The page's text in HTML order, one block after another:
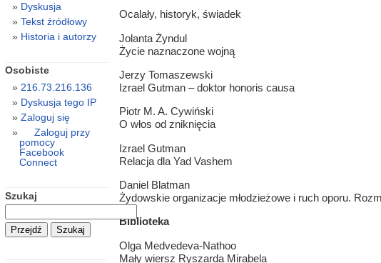
Ocalały, historyk, świadek
Jolanta Żyndul
Życie naznaczone wojną
Jerzy Tomaszewski
Izrael Gutman – doktor honoris causa
Piotr M. A. Cywiński
O włos od zniknięcia
Izrael Gutman
Relacja dla Yad Vashem
Daniel Blatman
Żydowskie organizacje młodzieżowe i ruch oporu.
Biblioteka
Olga Medvedeva-Nathoo
Mały wiersz Ryszarda Mirabela
Dyskusja
Tekst źródłowy
Historia i autorzy
Osobiste
216.73.216.136
Dyskusja tego IP
Zaloguj się
Zaloguj przy
pomocy
Facebook
Connect
Szukaj